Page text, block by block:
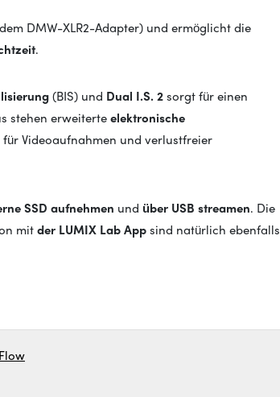
DMW-XLR2-Adapter) und ermöglicht die
.
(BIS) und Dual I.S. 2sorgt für einen
stehen erweiterteelektronische
für Videoaufnahmen und verlustfreier
SSD aufnehmen und über USB streamen. Die
mitder LUMIX Lab Appsind natürlich ebenfalls